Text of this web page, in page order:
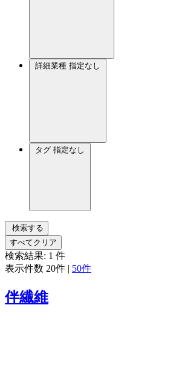
詳細業種 指定なし
タグ 指定なし
検索する
すべてクリア
検索結果: 1 件
表示件数 20件 | 50件
伴繊維